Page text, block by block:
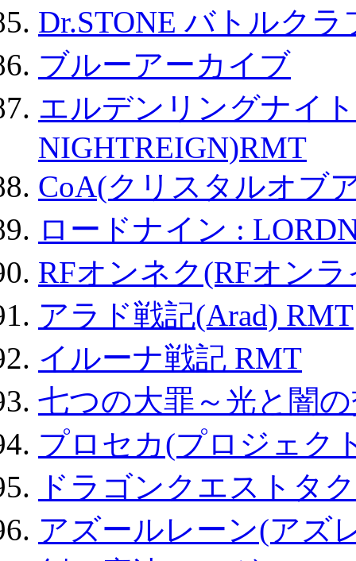
Dr.STONE バトルク
ブルーアーカイブ
エルデンリングナイ
NIGHTREIGN)RMT
CoA(クリスタルオブ
ロードナイン :
RFオンネク(RFオン
アラド戦記(Arad) RMT
イルーナ戦記 RMT
七つの大罪～光と闇
プロセカ(プロジェク
ドラゴンクエストタ
アズールレーン(アズ